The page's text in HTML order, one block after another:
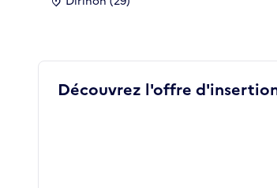
Découvrez l'offre